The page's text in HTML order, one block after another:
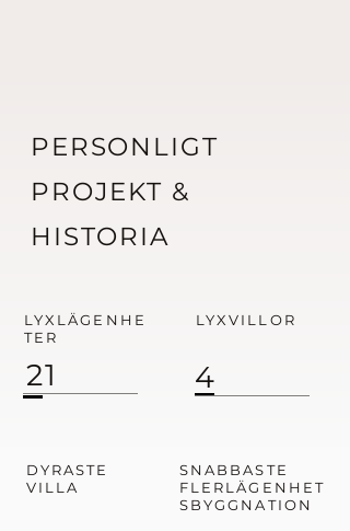
PERSONLIGT
PROJEKT &
HISTORIA
LYXLÄGENHE
TER
21
LYXVILLOR
4
DYRASTE
VILLA
SNABBASTE
FLERLÄGENHET
SBYGGNATION